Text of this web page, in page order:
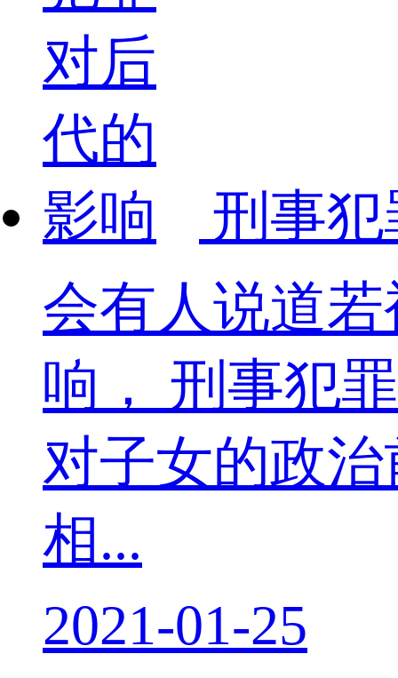
刑事
会有人说道
响， 刑事犯
对子女的政
相...
2021-01-25